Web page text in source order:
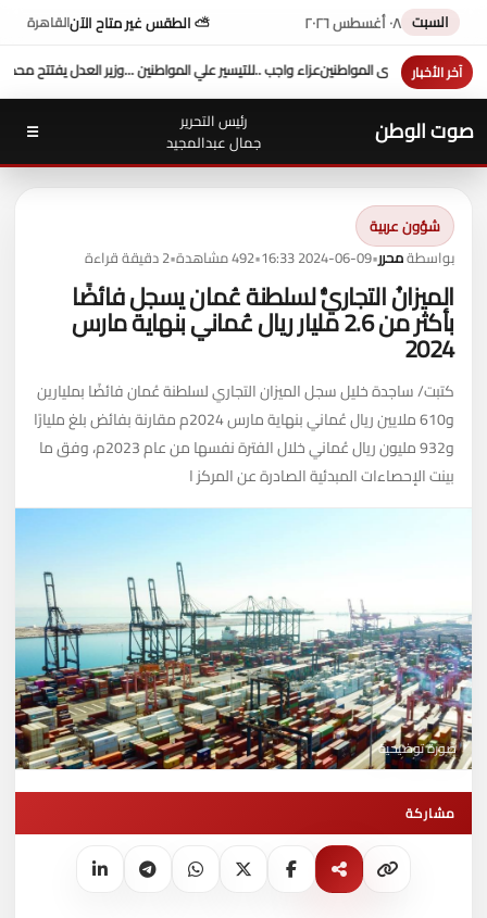
السبت ٠٨ أغسطس ٢٠٢٦ ⛅ الطقس غير متاح الآنالقاهرة
آخر الأخبار
د. طه محمد أبو الشيخ يكتب : أداءالمواطنين ...وزير العدل يفتتح محكمة بورفؤاد الجزئية
صوت الوطن
رئيس التحرير
جمال عبدالمجيد
☰
شؤون عربية
بواسطةمحرر•
2024-06-09 16:33
•492 مشاهدة •2 دقيقة قراءة
الميزانُ التجاريُّ لسلطنة عُمان يسجل فائضًا
بأكثر من 2.6 مليار ريال عُماني بنهاية مارس
2024
كتبت/ ساجدة خليل سجل الميزان التجاري لسلطنة عُمان فائضًا بمليارين
و610 ملايين ريال عُماني بنهاية مارس 2024م مقارنة بفائض بلغ مليارًا
و932 مليون ريال عُماني خلال الفترة نفسها من عام 2023م، وفق ما
بينت الإحصاءات المبدئية الصادرة عن المركز ا
صورة توضيحية
مشاركة